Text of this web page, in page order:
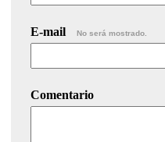
E-mail No será mostrado.
Comentario